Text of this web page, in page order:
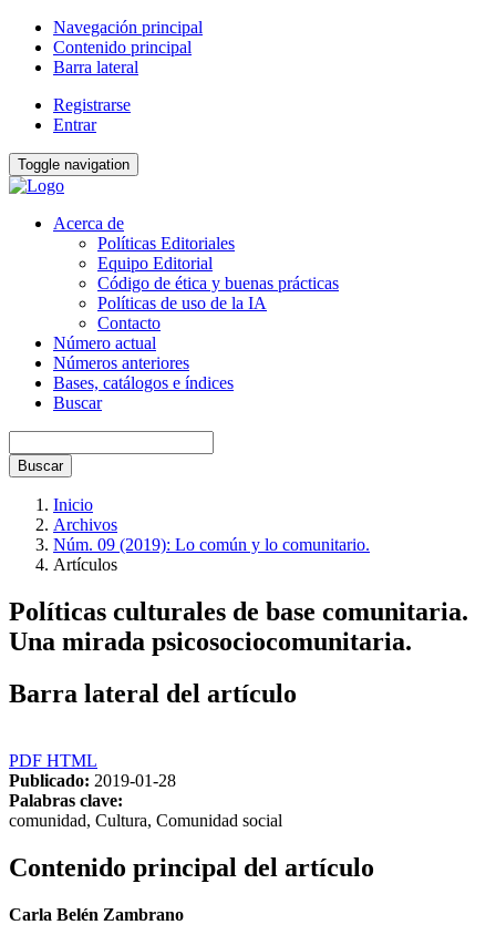
Navegación principal
Contenido principal
Barra lateral
Registrarse
Entrar
Toggle navigation
Acerca de
Políticas Editoriales
Equipo Editorial
Código de ética y buenas prácticas
Políticas de uso de la IA
Contacto
Número actual
Números anteriores
Bases, catálogos e índices
Buscar
Buscar
Inicio
Archivos
Núm. 09 (2019): Lo común y lo comunitario.
Artículos
Políticas culturales de base comunitaria.
Una mirada psicosociocomunitaria.
Barra lateral del artículo
PDF HTML
Publicado: 2019-01-28
Palabras clave:
comunidad, Cultura, Comunidad social
Contenido principal del artículo
Carla Belén Zambrano